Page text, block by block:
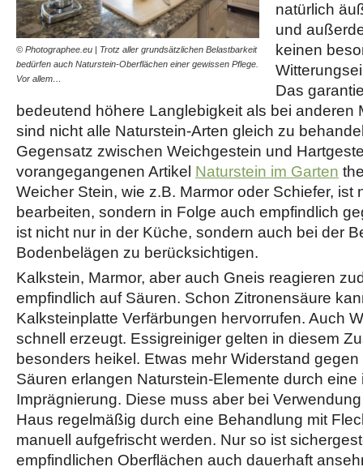
© Photographee.eu | Trotz aller grundsätzlichen Belastbarkeit
bedürfen auch Naturstein-Oberflächen einer gewissen Pflege.
Vor allem…
natürlich
und
keinen
Das
bedeutend höhere Langlebigkeit als bei anderen
sind nicht alle Naturstein-Arten gleich zu
Gegensatz zwischen Weichgestein und
vorangegangenen Artikel Naturstein im Garten
Weicher Stein, wie z.B. Marmor oder Schiefer, ist
bearbeiten, sondern in Folge auch empfindlich
ist nicht nur in der Küche, sondern auch bei der
Bodenbelägen zu berücksichtigen.
Kalkstein, Marmor, aber auch Gneis reagieren
empfindlich auf Säuren. Schon Zitronensäure
Kalksteinplatte Verfärbungen hervorrufen. Auch
schnell erzeugt. Essigreiniger gelten in diesem
besonders heikel. Etwas mehr Widerstand
Säuren erlangen Naturstein-Elemente durch eine
Imprägnierung. Diese muss aber bei
Haus regelmäßig durch eine Behandlung mit
manuell aufgefrischt werden. Nur so ist
empfindlichen Oberflächen auch dauerhaft